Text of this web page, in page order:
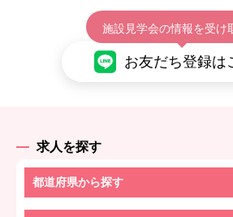
施設見学会の情報を受け
お友だち登録は
求人を探す
都道府県から探す